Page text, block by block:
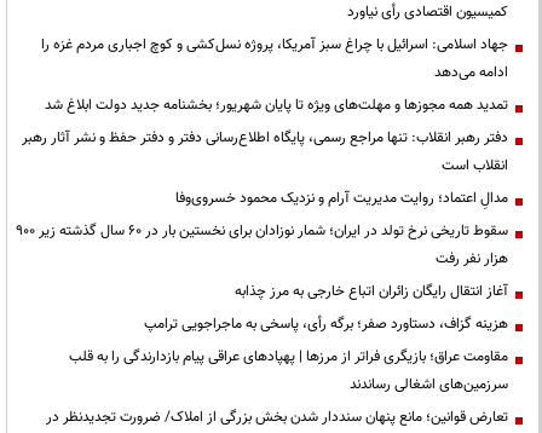
کمیسیون اقتصادی رأی نیاورد
جهاد اسلامی: اسرائیل با چراغ سبز آمریکا، پروژه نسل‌کشی و کوچ اجباری مردم غزه را
ادامه می‌دهد
تمدید همه مجوزها و مهلت‌های ویژه تا پایان شهریور؛ بخشنامه جدید دولت ابلاغ شد
دفتر رهبر انقلاب: تنها مراجع رسمی، پایگاه اطلاع‌رسانی دفتر و دفتر حفظ و نشر آثار رهبر
انقلاب است
مدالِ اعتماد؛ روایت مدیریت آرام و نزدیک محمود خسروی‌وفا
سقوط تاریخی نرخ تولد در ایران؛ شمار نوزادان برای نخستین بار در ۶۰ سال گذشته زیر ۹۰۰
هزار نفر رفت
آغاز انتقال رایگان زائران اتباع خارجی به مرز چذابه
هزینه گزاف، دستاورد صفر؛ برگه رأی، پاسخی به ماجراجویی ترامپ
مقاومت عراق؛ بازیگری فراتر از مرزها | پهپادهای عراقی پیام بازدارندگی را به قلب
سرزمین‌های اشغالی رساندند
تعارض قوانین؛ مانع پنهان سنددار شدن بخش بزرگی از املاک/ ضرورت تجدیدنظر در